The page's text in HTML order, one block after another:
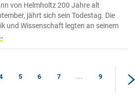
von Helmholtz 200 Jahre alt
jährt sich sein Todestag. Die
und Wissenschaft legten an seinem
5 6 7 ... 9